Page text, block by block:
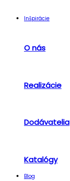
Inšpirácie
O nás
Realizácie
Dodávatelia
Katalógy
Blog